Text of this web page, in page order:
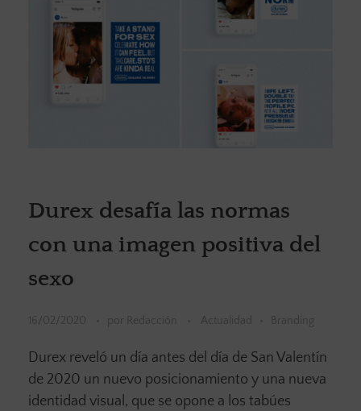
Durex desafía las normas
con una imagen positiva del
sexo
16/02/2020 por Redacción Actualidad Branding
Durex reveló un día antes del día de San Valentín
de 2020 un nuevo posicionamiento y una nueva
identidad visual, que se opone a los tabúes